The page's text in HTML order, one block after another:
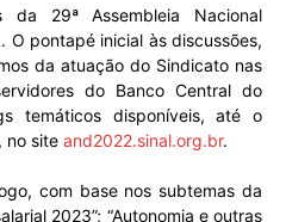
da 29ª Assembleia Nacional
O pontapé inicial às discussões,
da atuação do Sindicato nas
do Banco Central do
temáticos disponíveis, até o
no site and2022.sinal.org.br.
com base nos subtemas da
2023”; “Autonomia e outras